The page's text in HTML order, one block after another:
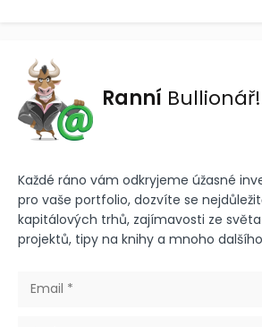
Ranní Bullionář!
Každé ráno vám odkryjeme úžasné
pro vaše portfolio, dozvíte se
kapitálových trhů, zajímavosti ze
projektů, tipy na knihy a mnoho